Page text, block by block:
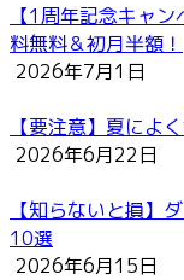
【1周年記念キャ
料無料＆初月半額！
2026年7月1日
【要注意】夏によ
2026年6月22日
【知らないと損】
10選
2026年6月15日